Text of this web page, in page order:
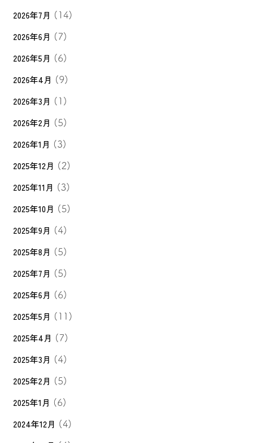
2026年7月 (14)
2026年6月 (7)
2026年5月 (6)
2026年4月 (9)
2026年3月 (1)
2026年2月 (5)
2026年1月 (3)
2025年12月 (2)
2025年11月 (3)
2025年10月 (5)
2025年9月 (4)
2025年8月 (5)
2025年7月 (5)
2025年6月 (6)
2025年5月 (11)
2025年4月 (7)
2025年3月 (4)
2025年2月 (5)
2025年1月 (6)
2024年12月 (4)